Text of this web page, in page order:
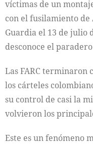
víctimas de un
con el fusilamiento de
Guardia el 13 de julio
desconoce el
Las FARC terminaron
los cárteles
su control de casi la
volvieron los
Este es un fenómeno